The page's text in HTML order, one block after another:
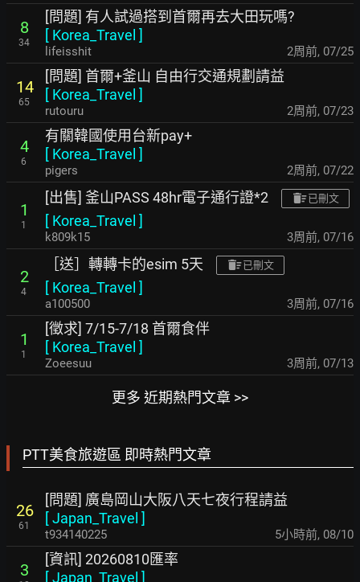
8
34
[問題] 有人試過搭到首爾再去大田玩嗎?
[ Korea_Travel ]
lifeisshit 2周前, 07/25
14
65
[問題] 首爾+釜山 自由行交通規劃請益
[ Korea_Travel ]
rutouru 2周前, 07/23
4
6
有關韓國使用台新pay+
[ Korea_Travel ]
pigers 2周前, 07/22
1
1
[出售] 釜山PASS 48hr電子通行證*2 已刪文
[ Korea_Travel ]
k809k15 3周前, 07/16
2
4
［送］轉轉卡的esim 5天 已刪文
[ Korea_Travel ]
a100500 3周前, 07/16
1
1
[徵求] 7/15-7/18 首爾食伴
[ Korea_Travel ]
Zoeesuu 3周前, 07/13
更多 近期熱門文章 >>
PTT美食旅遊區 即時熱門文章
26
61
[問題] 廣島岡山大阪八天七夜行程請益
[Japan_Travel ]
t934140225 5小時前, 08/10
3
[資訊] 20260810匯率
[Japan_Travel ]